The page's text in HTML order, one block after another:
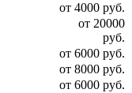
от 4000 руб.
от 20000
руб.
от 6000 руб.
от 8000 руб.
от 6000 руб.